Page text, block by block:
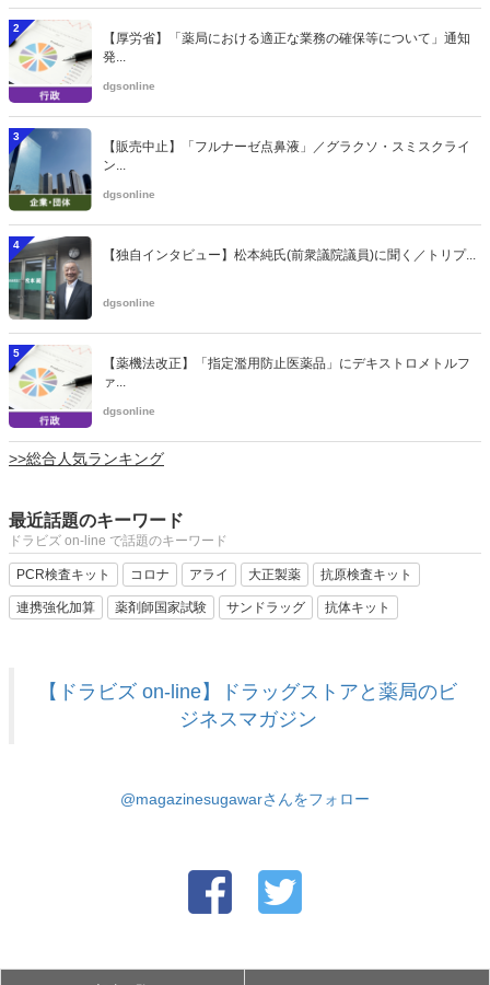
2
【厚労省】「薬局における適正な業務の確保等について」通知
発...
dgsonline
3
【販売中止】「フルナーゼ点鼻液」／グラクソ・スミスクライ
ン...
dgsonline
4
【独自インタビュー】松本純氏(前衆議院議員)に聞く／トリプ...
dgsonline
5
【薬機法改正】「指定濫用防止医薬品」にデキストロメトルフ
ァ...
dgsonline
>>総合人気ランキング
最近話題のキーワード
ドラビズ on-line で話題のキーワード
PCR検査キット コロナ アライ 大正製薬 抗原検査キット
連携強化加算 薬剤師国家試験 サンドラッグ 抗体キット
【ドラビズ on-line】ドラッグストアと薬局のビ
ジネスマガジン
@magazinesugawarさんをフォロー